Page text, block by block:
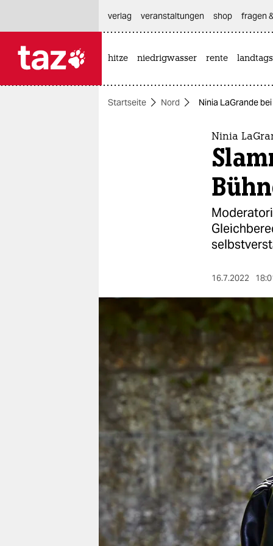
themen
nord
verlag
verlag
veranstaltungen
shop
fragen & hilfe
unterstützen
abo
genossenschaft
verlag
veranstaltungen shop fragen
hitze niedrigwasser rente
Startseite Nord Ninia LaGrande
Ninia
16.7.2022